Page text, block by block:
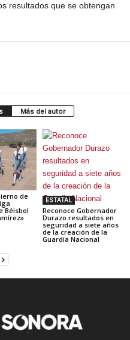
resultados que se obtengan
Más del autor
de
Béisbol
ESTATAL
Reconoce Gobernador
Durazo resultados en
seguridad a siete años
de la creación de la
Guardia Nacional